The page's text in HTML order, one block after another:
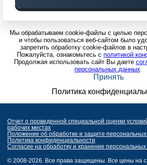
Мы обрабатываем cookie-файлы с целью
и чтобы пользоваться веб-сайтом было
запретить обработку cookie-файлов в
Пожалуйста, ознакомьтесь с политикой
Продолжая использовать сайт Вы даете
персональных данных.
Принять
Политика
Отчет о проведенной специальной оценки
рабочих местах
Положение об обработке и защите
Политика конфиденциальности
Согласие на обработку и хранение
© 2008-2026. Все права защищены. Все цены на